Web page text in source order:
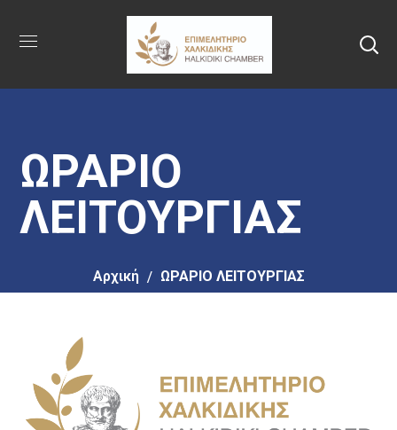
στο
περιεχόμενο
ΩΡΑΡΙΟ
ΛΕΙΤΟΥΡΓΙΑΣ
Αρχική ΩΡΑΡΙΟ ΛΕΙΤΟΥΡΓΙΑΣ